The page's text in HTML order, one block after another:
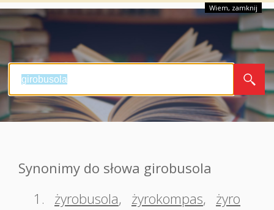
Wiem, zamknij
Synonimy do słowa girobusola
1.
żyrobusola, żyrokompas, żyro